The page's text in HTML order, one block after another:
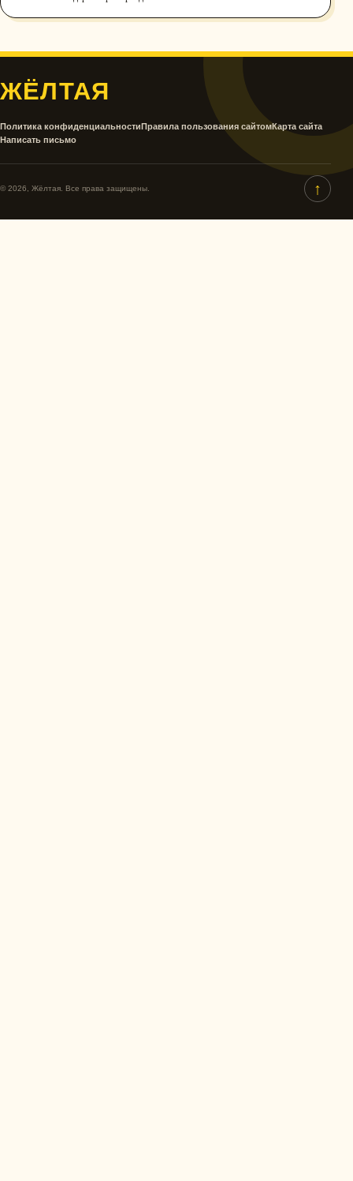
ЖЁЛТАЯ
Политика конфиденциальностиПравила пользования сайтомКарта сайта
Написать письмо
© 2026, Жёлтая. Все права защищены. ↑